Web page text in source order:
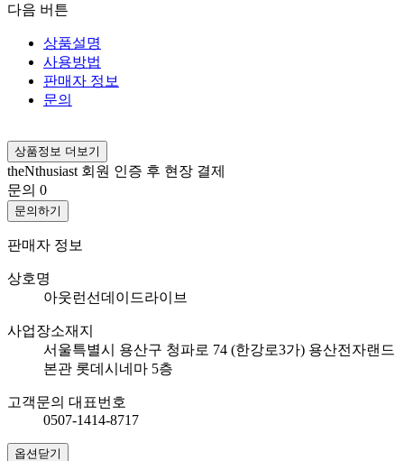
다음 버튼
상품설명
사용방법
판매자 정보
문의
상품정보 더보기
theNthusiast 회원 인증 후 현장 결제
문의 0
문의하기
판매자 정보
상호명
아웃런선데이드라이브
사업장소재지
서울특별시 용산구 청파로 74 (한강로3가) 용산전자랜드
본관 롯데시네마 5층
고객문의 대표번호
0507-1414-8717
옵션닫기